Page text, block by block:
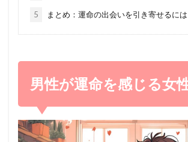
5 まとめ：運命の出会いを引き寄せるには
男性が運命を感じる女